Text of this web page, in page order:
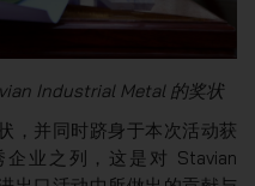
Industrial Metal 的奖状
，并同时跻身于本次活动获
业之列，这是对 Stavian